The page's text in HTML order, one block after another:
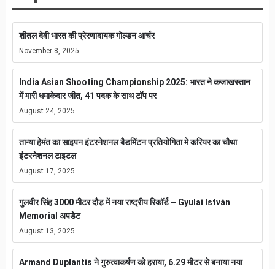
शीतल देवी भारत की प्रेरणादायक गोल्डन आर्चर
November 8, 2025
India Asian Shooting Championship 2025: भारत ने कजाखस्तान
में मारी धमाकेदार जीत, 41 पदक के साथ टॉप पर
August 24, 2025
तान्या हेमंत का साइपन इंटरनेशनल बैडमिंटन प्रतियोगिता मे करियर का चौथा
इंटरनेशनल टाइटल
August 17, 2025
गुलवीर सिंह 3000 मीटर दौड़ में नया राष्ट्रीय रिकॉर्ड – Gyulai István
Memorial अपडेट
August 13, 2025
Armand Duplantis ने गुरुत्वाकर्षण को हराया, 6.29 मीटर से बनाया नया